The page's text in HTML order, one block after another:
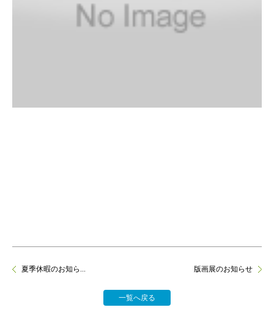
夏季休暇のお知ら...
一覧へ戻る
版画展のお知らせ